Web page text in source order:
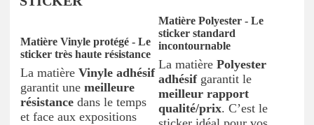
Matière Vinyle protégé - Le
sticker très haute résistance
La matière Vinyle adhésif
garantit une meilleure
résistance dans le temps
et face aux expositions
Matière Polyester - Le
sticker standard
incontournable
La matière Polyester
adhésifgarantit le
meilleur rapport
qualité/prix. C’est le